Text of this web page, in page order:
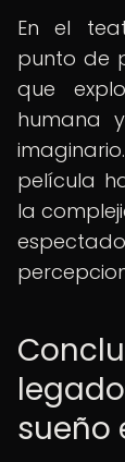
En el
punto de
que
humana
película
la
sueño